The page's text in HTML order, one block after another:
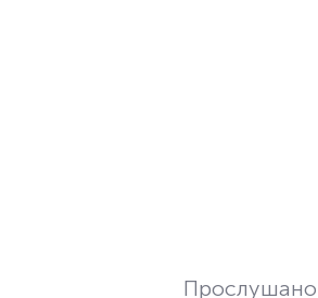
Прослушано